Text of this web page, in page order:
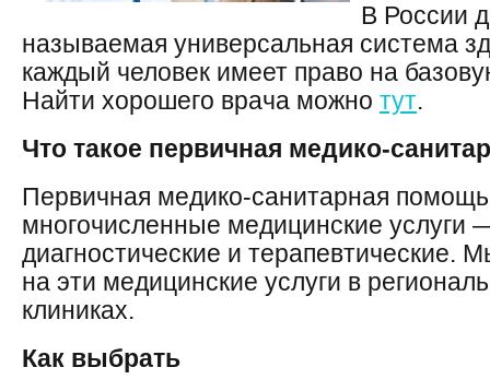
В России
называемая универсальная система
каждый человек имеет право на
Найти хорошего врача можно тут.
Что такое первичная медико-
Первичная медико-санитарная
многочисленные медицинские услуги
диагностические и терапевтические.
на эти медицинские услуги в
клиниках.
Как выбрать